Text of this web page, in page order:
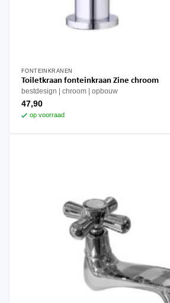
FONTEINKRANEN
Toiletkraan fonteinkraan Zine chroom
bestdesign chroom opbouw
47,90
op voorraad